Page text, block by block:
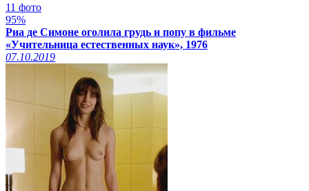
11 фото
95%
Риа де Симоне оголила грудь и попу в фильме
«Учительница естественных наук», 1976
07.10.2019